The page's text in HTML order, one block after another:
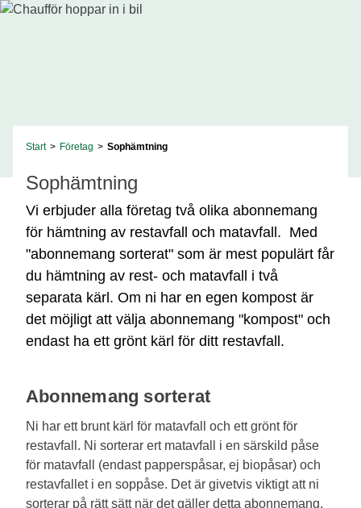
Start > Företag > Sophämtning
Sophämtning
Vi erbjuder alla företag två olika abonnemang
för hämtning av restavfall och matavfall. Med
"abonnemang sorterat" som är mest populärt får
du hämtning av rest- och matavfall i två
separata kärl. Om ni har en egen kompost är
det möjligt att välja abonnemang "kompost" och
endast ha ett grönt kärl för ditt restavfall.
Abonnemang sorterat
Ni har ett brunt kärl för matavfall och ett grönt för
restavfall. Ni sorterar ert matavfall i en särskild påse
för matavfall (endast papperspåsar, ej biopåsar) och
restavfallet i en soppåse. Det är givetvis viktigt att ni
sorterar på rätt sätt när det gäller detta abonnemang.